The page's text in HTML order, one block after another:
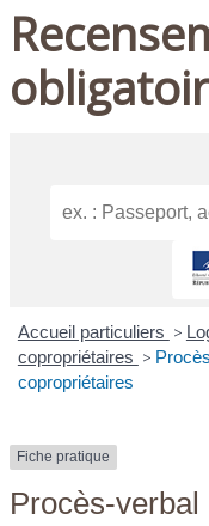
Accueil particuliers >
copropriétaires >
copropriétaires
Fiche pratique
Procès-